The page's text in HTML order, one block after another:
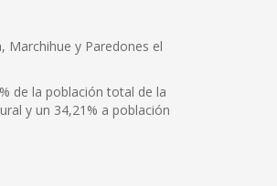
Marchihue y Paredones el
de la población total de la
y un 34,21% a población